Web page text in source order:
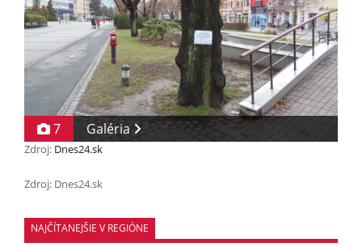
7 Galéria
Zdroj: Dnes24.sk
Zdroj: Dnes24.sk
NAJČÍTANEJŠIE V REGIÓNE